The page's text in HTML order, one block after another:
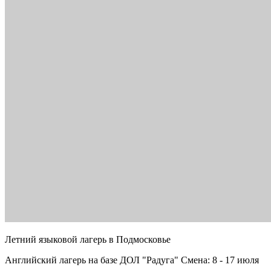
Летний языковой лагерь в Подмосковье
Английский лагерь на базе ДОЛ "Радуга" Смена: 8 - 17 июля